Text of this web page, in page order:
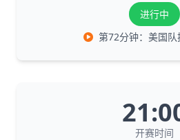
进行中
第72分钟：美国队
开赛时间